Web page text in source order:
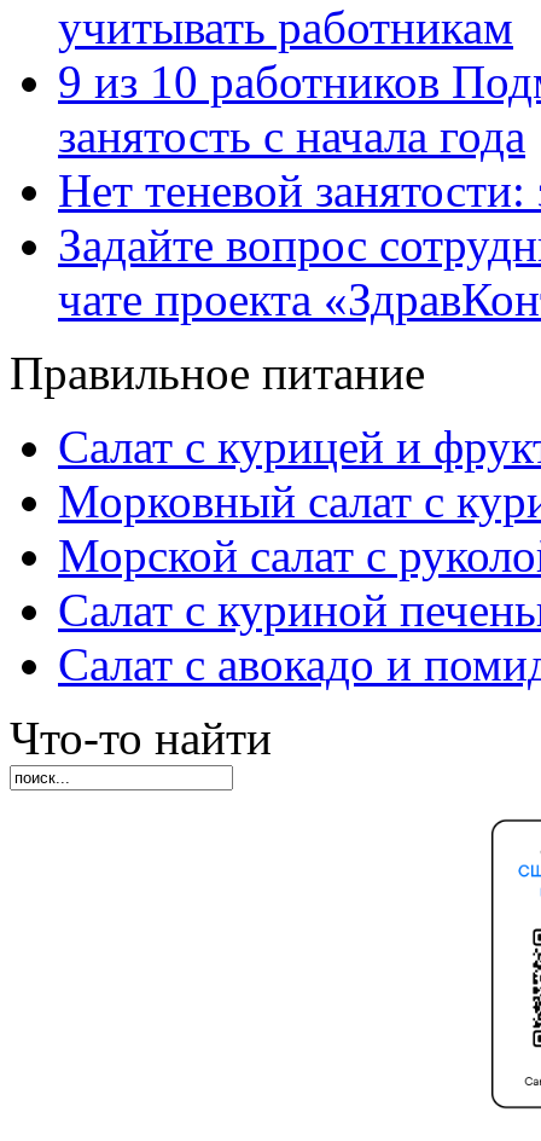
учитывать работникам
9 из 10 работников
занятость с начала года
Нет теневой
Задайте вопрос
чате проекта
Правильное питание
Салат с курицей и
Морковный салат с
Морской салат с
Салат с куриной
Салат с авокадо и
Что-то найти